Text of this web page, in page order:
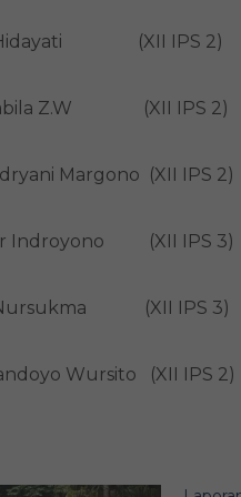
Hidayati (XII IPS 2)
Z.W (XII IPS 2)
Margono (XII IPS 2)
Indroyono (XII IPS 3)
Nursukma (XII IPS 3)
Wursito (XII IPS 2)